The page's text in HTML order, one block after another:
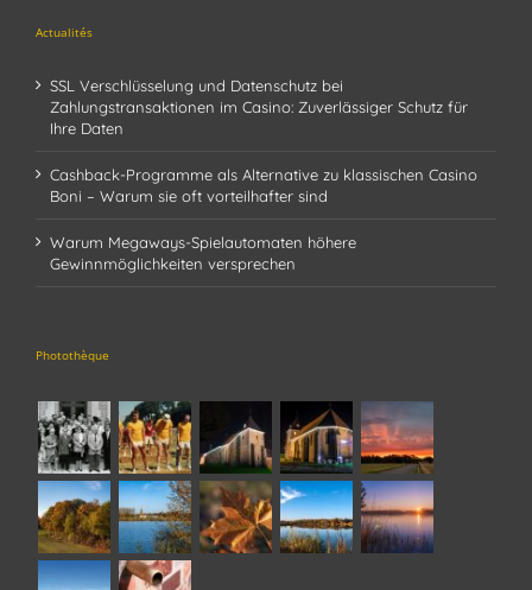
Actualités
SSL Verschlüsselung und Datenschutz bei
Zahlungstransaktionen im Casino: Zuverlässiger Schutz für
Ihre Daten
Cashback-Programme als Alternative zu klassischen Casino
Boni – Warum sie oft vorteilhafter sind
Warum Megaways-Spielautomaten höhere
Gewinnmöglichkeiten versprechen
Photothèque